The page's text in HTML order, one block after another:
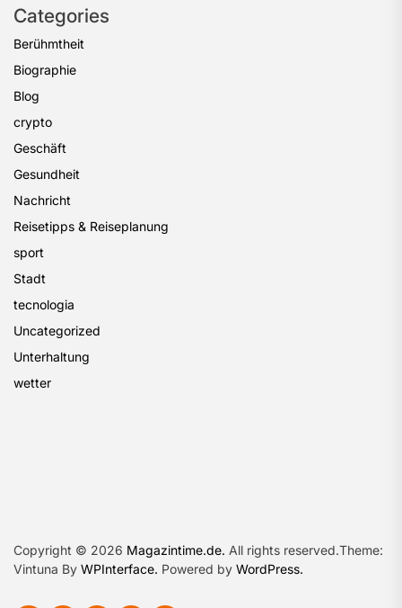
Categories
Berühmtheit
Biographie
Blog
crypto
Geschäft
Gesundheit
Nachricht
Reisetipps & Reiseplanung
sport
Stadt
tecnologia
Uncategorized
Unterhaltung
wetter
Copyright © 2026 Magazintime.de. All rights reserved.Theme:
Vintuna By WPInterface. Powered by WordPress.